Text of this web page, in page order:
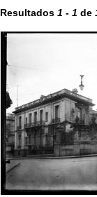
Resultados 1 - 1 de